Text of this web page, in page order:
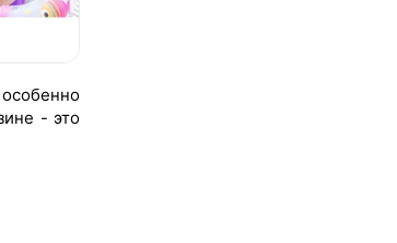
- это